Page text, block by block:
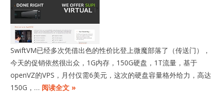
SwiftVM已经多次凭借出色的性价比登上微魔部落了（传送门），
今天的促销依然很出众，1G内存，150G硬盘，1T流量，基于
openVZ的VPS，月付仅需6美元，这次的硬盘容量格外给力，高达
150G，… 阅读全文 »